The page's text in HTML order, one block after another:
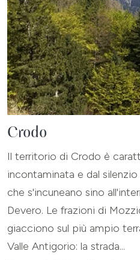
Crodo
Il territorio di Crodo è
incontaminata e dal
che s'incuneano sino
Devero. Le frazioni di
giacciono sul più ampio
Valle Antigorio: la strada...